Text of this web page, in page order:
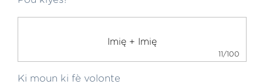
11/100
Ki moun ki fè volonte